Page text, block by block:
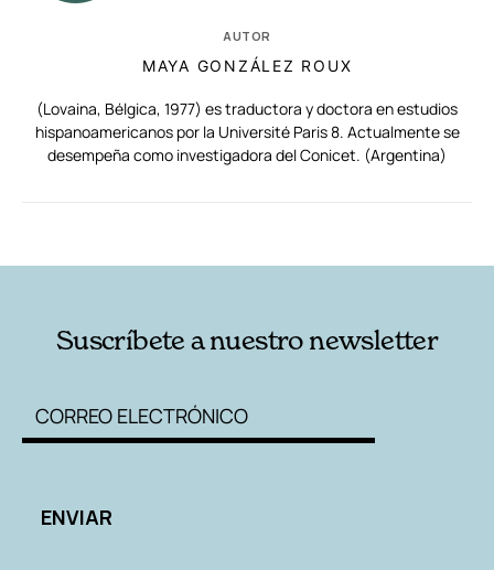
AUTOR
MAYA GONZÁLEZ ROUX
(Lovaina, Bélgica, 1977) es traductora y doctora en estudios
hispanoamericanos por la Université Paris 8. Actualmente se
desempeña como investigadora del Conicet. (Argentina)
Suscríbete a nuestro newsletter